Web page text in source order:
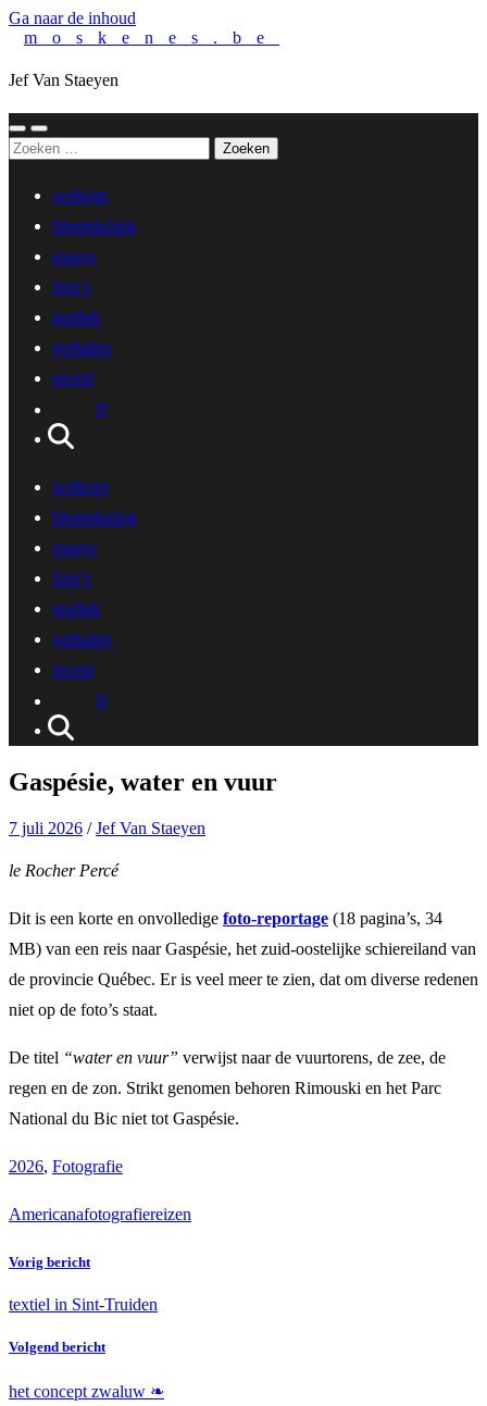
Ga naar de inhoud
moskenes.be
Jef Van Staeyen
Toggle
mobiel
menu
Toggle
zoekveld
Zoeken
welkom
bloemlezing
essays
foto’s
grafiek
verhalen
recent
fr
welkom
bloemlezing
essays
foto’s
grafiek
verhalen
recent
fr
Gaspésie, water en vuur
7 juli 2026 /Jef Van Staeyen
le Rocher Percé
Dit is een korte en onvolledige foto-reportage (18 pagina’s, 34
MB) van een reis naar Gaspésie, het zuid-oostelijke schiereiland van
de provincie Québec. Er is veel meer te zien, dat om diverse redenen
niet op de foto’s staat.
De titel “water en vuur” verwijst naar de vuurtorens, de zee, de
regen en de zon. Strikt genomen behoren Rimouski en het Parc
National du Bic niet tot Gaspésie.
2026, Fotografie
Americanafotografiereizen
Vorig bericht
textiel in Sint-Truiden
Volgend bericht
het concept zwaluw ❧